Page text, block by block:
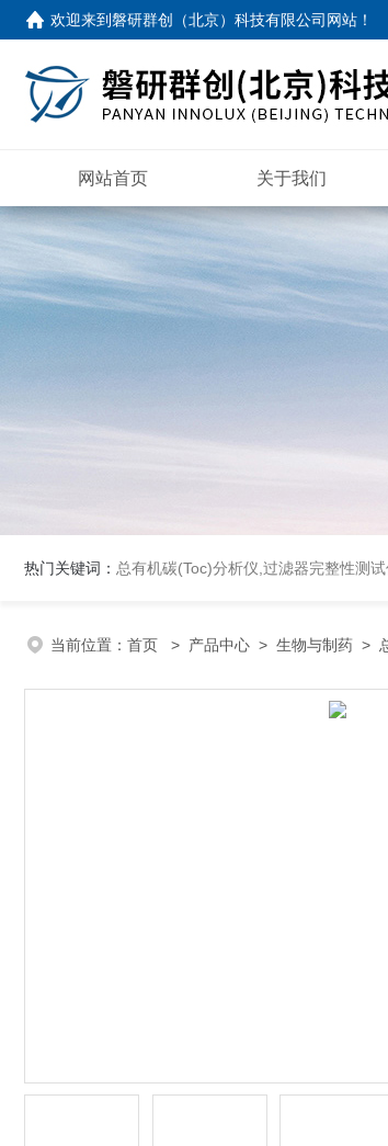
欢迎来到磐研群创（北京）科技有限公司网站 ！
网站首页 关于我们
热门关键词： 总有机碳(Toc)分析仪 过滤器完整性测试
当前位置： 首页 > 产品中心 > 生物与制药 >